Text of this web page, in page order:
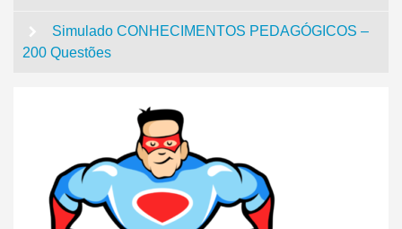
Simulado CONHECIMENTOS PEDAGÓGICOS –
200 Questões